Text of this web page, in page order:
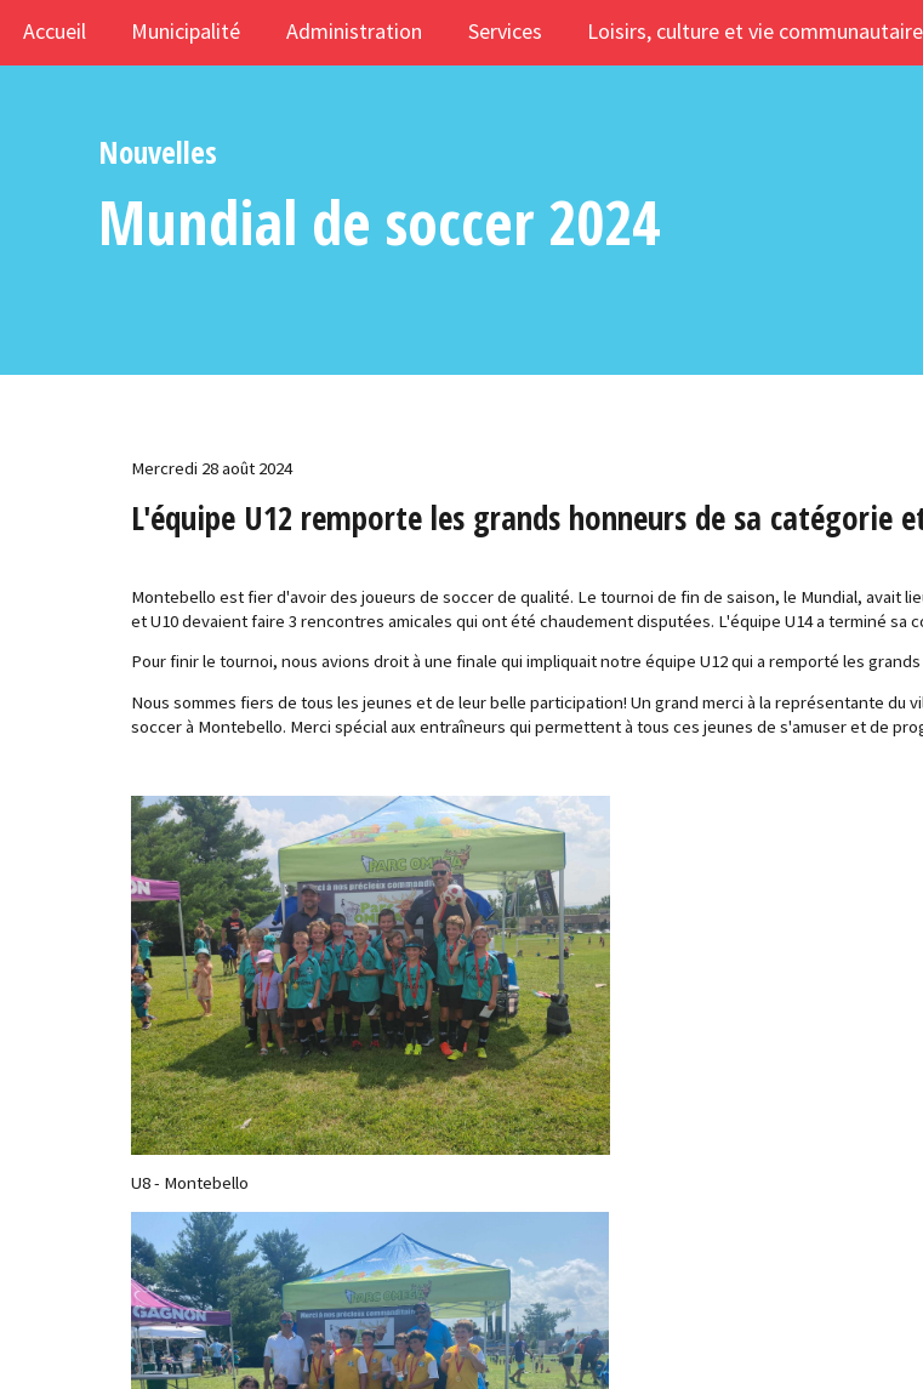
Accueil Municipalité Administration Services Loisirs, culture et vie communautaire
Nouvelles
Mundial de soccer 2024
Mercredi 28 août 2024
L'équipe U12 remporte les grands honneurs de sa catégorie
Montebello est fier d'avoir des joueurs de soccer de qualité. Le tournoi de fin de saison, le Mundial, avait
et U10 devaient faire 3 rencontres amicales qui ont été chaudement disputées. L'équipe U14 a terminé sa
Pour finir le tournoi, nous avions droit à une finale qui impliquait notre équipe U12 qui a remporté les
Nous sommes fiers de tous les jeunes et de leur belle participation! Un grand merci à la représentante du
soccer à Montebello. Merci spécial aux entraîneurs qui permettent à tous ces jeunes de s'amuser et de
U8 - Montebello